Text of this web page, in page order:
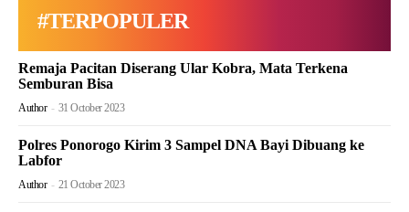
#TERPOPULER
Remaja Pacitan Diserang Ular Kobra, Mata Terkena
Semburan Bisa
Author - 31 October 2023
Polres Ponorogo Kirim 3 Sampel DNA Bayi Dibuang ke
Labfor
Author - 21 October 2023